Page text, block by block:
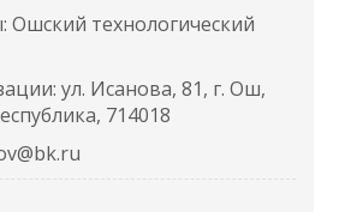
Ошский технологический
ул. Исанова, 81, г. Ош,
714018